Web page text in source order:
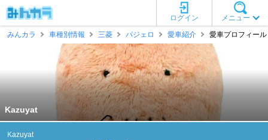
メニュー
ログイン
みんカラ
車種別情報 三菱 パジェロ 愛車紹介 愛車プロフィー
Kazuyat
Kazuyat